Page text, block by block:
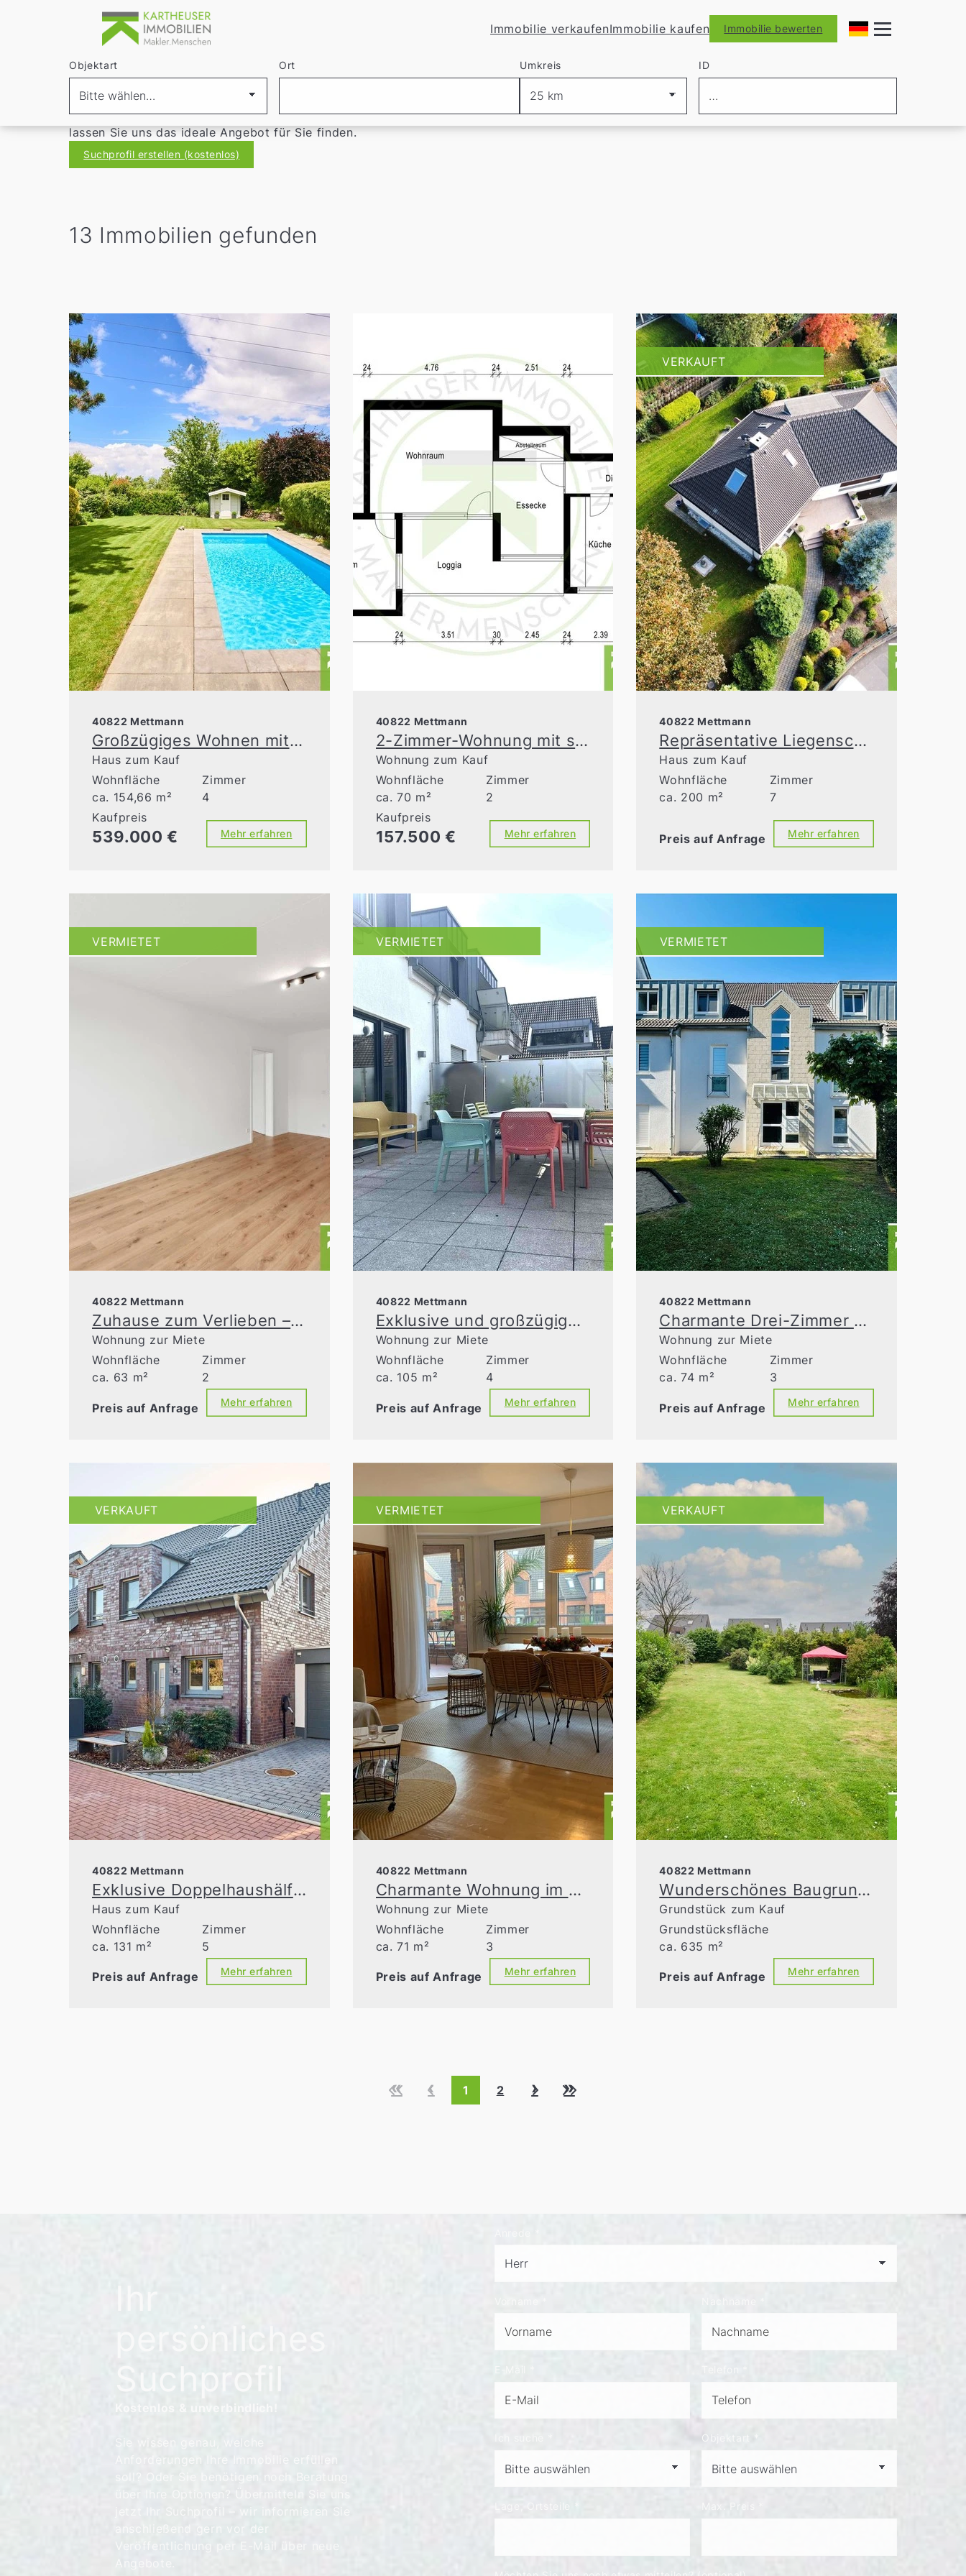
Immobilie verkaufenImmobilie kaufen Immobilie bewerten
Objektart Ort Umkreis ID
Aktuelle Immobilien Mettmann
Entdecken Sie Immobilien in Mettmann
in unseren aktuellen Angeboten.
Doch nicht das Passende dabei?erstellen Sie einfach und unverbindlich einkostenloses Suchprofilbei uns – und
lassen Sie uns das ideale Angebot für Sie finden.
Suchprofil erstellen (kostenlos)
13 Immobilien gefunden
40822 Mettmann
Großzügiges Wohnen mit privater Poollandschaft in Metzkausen
Haus zum Kauf
Wohnfläche
ca. 154,66 m²
Zimmer
4
Kaufpreis
539.000 € Mehr erfahren
40822 Mettmann
2-Zimmer-Wohnung mit sonniger Loggia in Mettmann
Wohnung zum Kauf
Wohnfläche
ca. 70 m²
Zimmer
2
Kaufpreis
157.500 € Mehr erfahren
VERKAUFT
40822 Mettmann
Repräsentative Liegenschaft mit vielseitiger Nutzungsmöglichkeit und separatem Bauplatz
Haus zum Kauf
Wohnfläche
ca. 200 m²
Zimmer
7
Preis auf Anfrage Mehr erfahren
VERMIETET
40822 Mettmann
Zuhause zum Verlieben – frisch renoviert & sofort einziehen
Wohnung zur Miete
Wohnfläche
ca. 63 m²
Zimmer
2
Preis auf Anfrage Mehr erfahren
VERMIETET
40822 Mettmann
Exklusive und großzügige Maisonette-Wohnung mit traumhafter Terrasse
Wohnung zur Miete
Wohnfläche
ca. 105 m²
Zimmer
4
Preis auf Anfrage Mehr erfahren
VERMIETET
40822 Mettmann
Charmante Drei-Zimmer Wohnung mit großer Terrasse in bester Lage von Mettmann
Wohnung zur Miete
Wohnfläche
ca. 74 m²
Zimmer
3
Preis auf Anfrage Mehr erfahren
VERKAUFT
40822 Mettmann
Exklusive Doppelhaushälfte mit großzügiger Raumaufteilung in Top-Lage von Metzkausen
Haus zum Kauf
Wohnfläche
ca. 131 m²
Zimmer
5
Preis auf Anfrage Mehr erfahren
VERMIETET
40822 Mettmann
Charmante Wohnung im Herzen von Mettmann
Wohnung zur Miete
Wohnfläche
ca. 71 m²
Zimmer
3
Preis auf Anfrage Mehr erfahren
VERKAUFT
40822 Mettmann
Wunderschönes Baugrundstück in Top-Lage
Grundstück zum Kauf
Grundstücksfläche
ca. 635 m²
Preis auf Anfrage Mehr erfahren
« ‹ 1 2 › »
Ihr
Suchprofil
Kostenlos & unverbindlich!
soll? Oder Sie benötigen noch Beratung
über Ihre Optionen? Übermitteln Sie uns
jetzt Ihr Suchprofil – wir informieren Sie
anschließend gern vor der
Veröffentlichung per E-Mail über neue
Objektart
Lage, Ortsteile